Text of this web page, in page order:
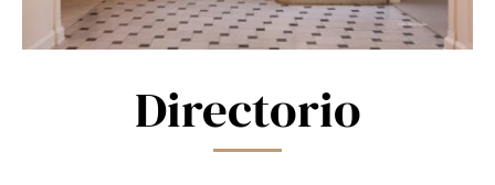
Directorio